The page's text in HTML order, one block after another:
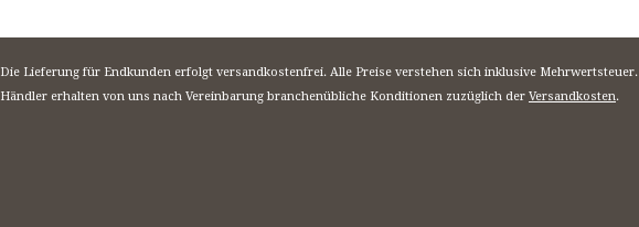
Die Lieferung für Endkunden erfolgt versandkostenfrei. Alle Preise verstehen sich inklusive Mehrwertsteuer.
Händler erhalten von uns nach Vereinbarung branchenübliche Konditionen zuzüglich der Versandkosten.